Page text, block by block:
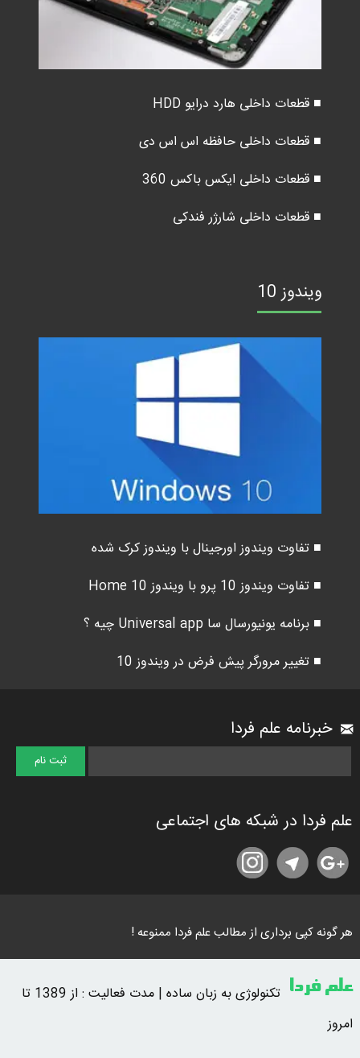
■ قطعات داخلی هارد درایو HDD
■ قطعات داخلی حافظه اس اس دی
■ قطعات داخلی ایکس باکس 360
■ قطعات داخلی شارژر فندکی
ویندوز 10
■ تفاوت ویندوز اورجینال با ویندوز کرک شده
■ تفاوت ویندوز 10 پرو با ویندوز 10 Home
■ برنامه یونیورسال سا Universal app چیه ؟
■ تغییر مرورگر پیش فرض در ویندوز 10
خبرنامه علم فردا
علم فردا در شبکه های اجتماعی
هر گونه کپی برداری از مطالب علم فردا ممنوعه !
علم فردا
تکنولوژی به زبان ساده | مدت فعالیت : از 1389 تا
امروز